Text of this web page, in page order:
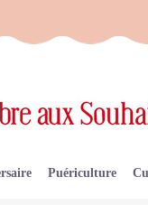
Puériculture